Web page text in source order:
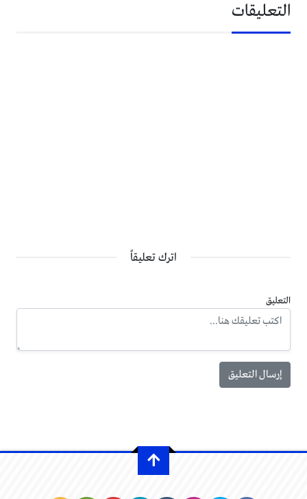
التعليقات
اترك تعليقاً
التعليق